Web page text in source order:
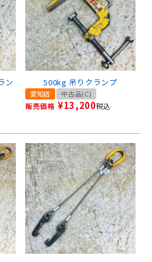
ン
500kg 吊りクランプ
愛知店 中古品(C)
販売価格 ¥13,200税込